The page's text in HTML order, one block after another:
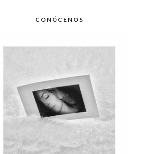
CONÓCENOS